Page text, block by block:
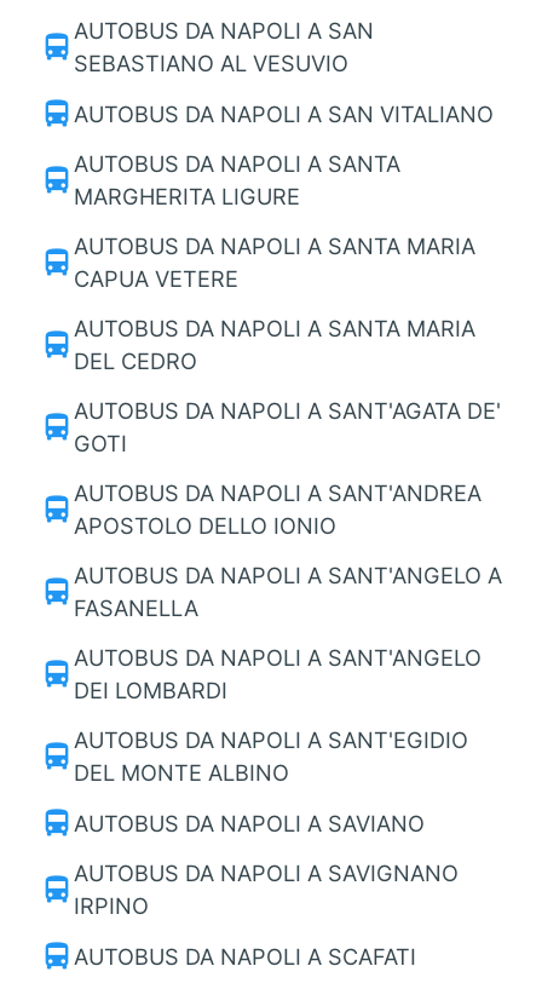
directions_bus AUTOBUS DA NAPOLI A SAN
SEBASTIANO AL VESUVIO
directions_bus AUTOBUS DA NAPOLI A SAN VITALIANO
directions_bus AUTOBUS DA NAPOLI A SANTA
MARGHERITA LIGURE
directions_bus AUTOBUS DA NAPOLI A SANTA MARIA
CAPUA VETERE
directions_bus AUTOBUS DA NAPOLI A SANTA MARIA
DEL CEDRO
directions_bus AUTOBUS DA NAPOLI A SANT'AGATA DE'
GOTI
directions_bus AUTOBUS DA NAPOLI A SANT'ANDREA
APOSTOLO DELLO IONIO
directions_bus AUTOBUS DA NAPOLI A SANT'ANGELO A
FASANELLA
directions_bus AUTOBUS DA NAPOLI A SANT'ANGELO
DEI LOMBARDI
directions_bus AUTOBUS DA NAPOLI A SANT'EGIDIO
DEL MONTE ALBINO
directions_bus AUTOBUS DA NAPOLI A SAVIANO
directions_bus AUTOBUS DA NAPOLI A SAVIGNANO
IRPINO
directions_bus AUTOBUS DA NAPOLI A SCAFATI